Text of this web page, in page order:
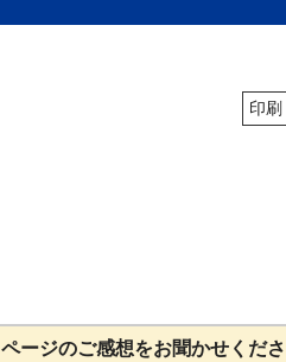
印刷
ージのご感想をお聞かせくださ